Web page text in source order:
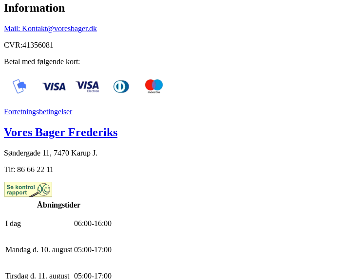
Information
Mail: Kontakt@voresbager.dk
CVR:41356081
Betal med følgende kort:
Forretningsbetingelser
Vores Bager Frederiks
Søndergade 11, 7470 Karup J.
Tlf: 86 66 22 11
Åbningstider
I dag 06:00-16:00
Mandag d. 10. august 05:00-17:00
Tirsdag d. 11. august 05:00-17:00